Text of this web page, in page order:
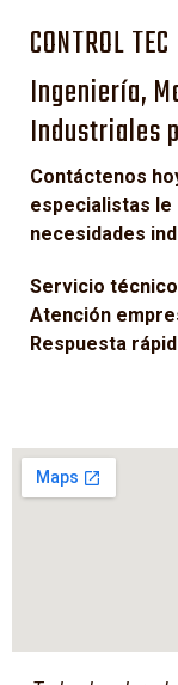
CONTROL
Ingeniería,
Industriales
Contáctenos
especialistas le
necesidades
Servicio
Atención
Respuesta